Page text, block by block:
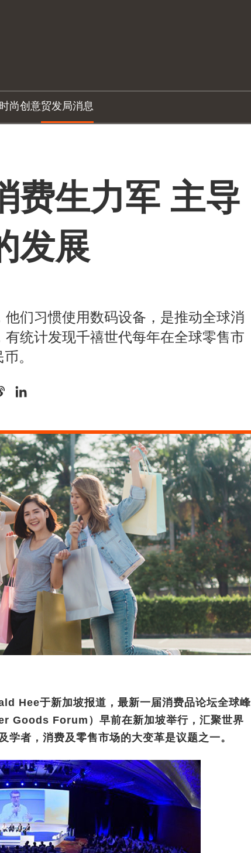
时尚创意贸发局消息
费生力军 主导
发展
们习惯使用数码设备，是推动全球消
统计发现千禧世代每年在全球零售市
。
Hee于新加坡报道，最新一届消费品论坛全球峰
Forum）早前在新加坡举行，汇聚世界
者，消费及零售市场的大变革是议题之一。